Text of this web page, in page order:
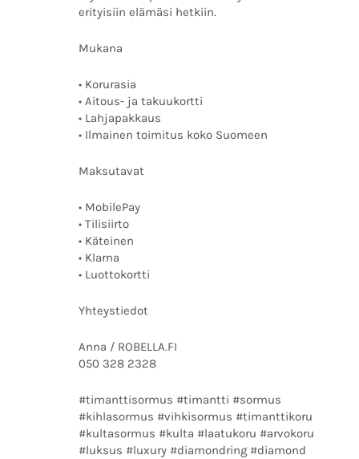
erityisiin elämäsi hetkiin.
Mukana
• Korurasia
• Aitous- ja takuukortti
• Lahjapakkaus
• Ilmainen toimitus koko Suomeen
Maksutavat
• MobilePay
• Tilisiirto
• Käteinen
• Klarna
• Luottokortti
Yhteystiedot
Anna / ROBELLA.FI
050 328 2328
#timanttisormus #timantti #sormus
#kihlasormus #vihkisormus #timanttikoru
#kultasormus #kulta #laatukoru #arvokoru
#luksus #luxury #diamondring #diamond